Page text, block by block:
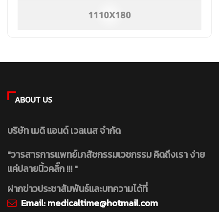
ABOUT US
บริษัท เมดิ แอนด์ เวลเนส จำกัด
"วารสารการแพทย์เภสัชกรรมเวชกรรม คิดถึงเรา ง่าย
แค่ปลายนิ้วคลิ๊ก !!! "
ฝากข่าวประชาสัมพันธ์และบทความได้ที่
Email:medicaltime@hotmail.com